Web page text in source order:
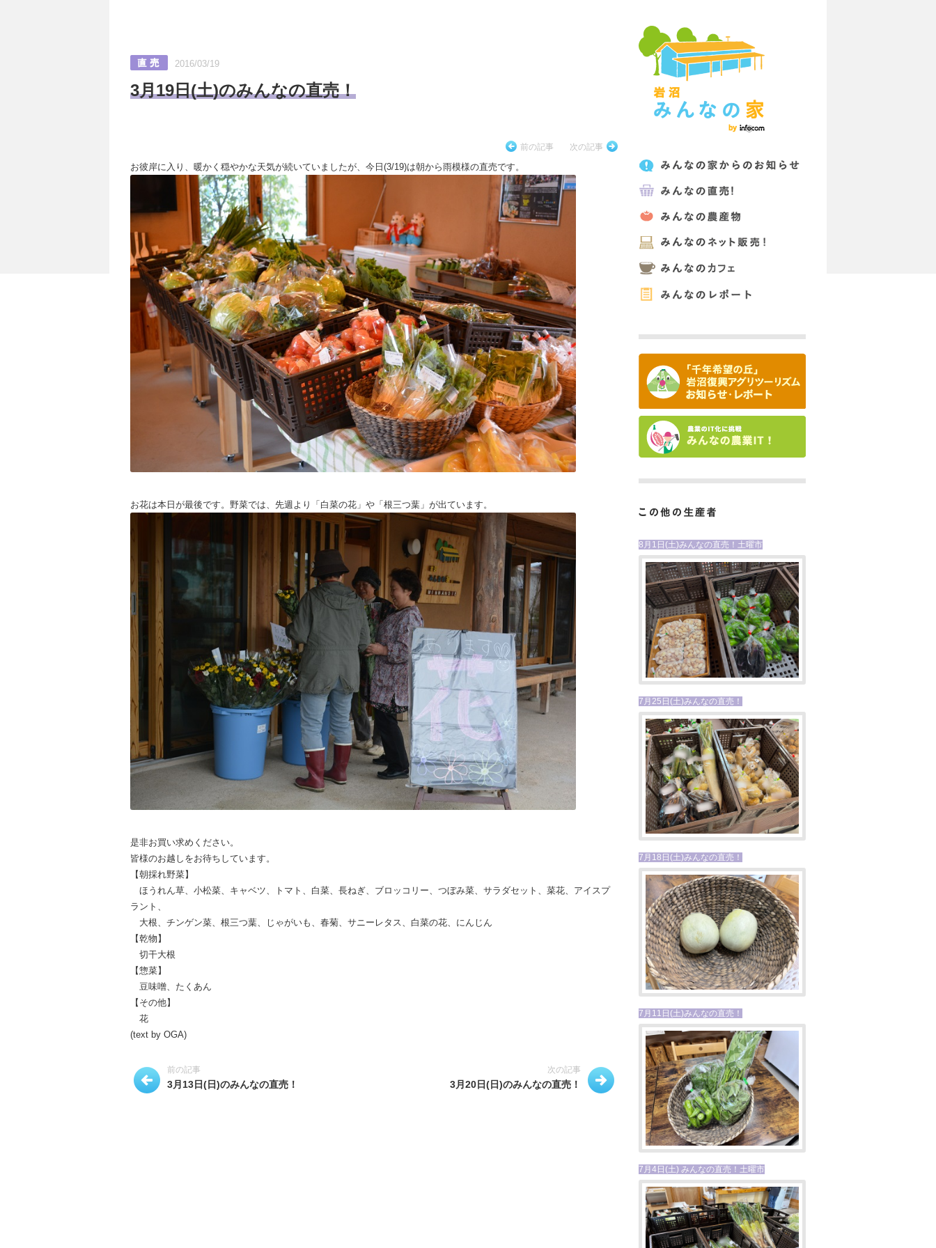
2016/03/19
3月19日(土)のみんなの直売！
前の記事 次の記事
お彼岸に入り、暖かく穏やかな天気が続いていましたが、今日(3/19)は朝から雨模様の直売です。
お花は本日が最後です。野菜では、先週より「白菜の花」や「根三つ葉」が出ています。
是非お買い求めください。
皆様のお越しをお待ちしています。
【朝採れ野菜】
ほうれん草、小松菜、キャベツ、トマト、白菜、長ねぎ、ブロッコリー、つぼみ菜、サラダセット、菜花、アイスプ
ラント、
大根、チンゲン菜、根三つ葉、じゃがいも、春菊、サニーレタス、白菜の花、にんじん
【乾物】
切干大根
【惣菜】
豆味噌、たくあん
【その他】
花
(text by OGA)
前の記事
3月13日(日)のみんなの直売！
次の記事
3月20日(日)のみんなの直売！
8月1日(土)みんなの直売！土曜市
7月25日(土)みんなの直売！
7月18日(土)みんなの直売！
7月11日(土)みんなの直売！
7月4日(土) みんなの直売！土曜市